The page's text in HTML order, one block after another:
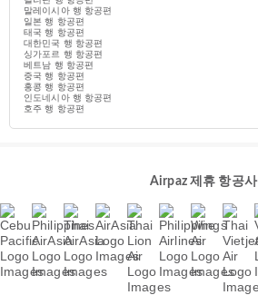
말레이시아 행 항공편
일본 행 항공편
태국 행 항공편
대한민국 행 항공편
싱가포르 행 항공편
베트남 행 항공편
중국 행 항공편
홍콩 행 항공편
인도네시아 행 항공편
호주 행 항공편
Airpaz 제휴 항공사